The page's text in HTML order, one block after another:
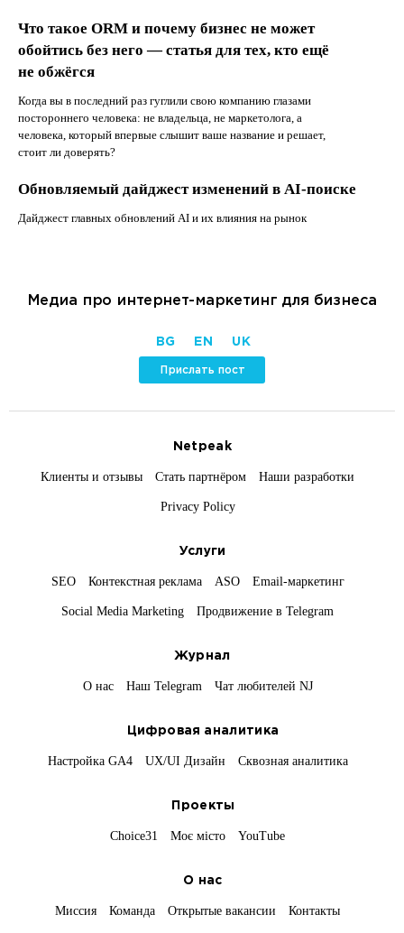
Что такое ORM и почему бизнес не может
обойтись без него — статья для тех, кто ещё
не обжёгся
Когда вы в последний раз гуглили свою компанию глазами
постороннего человека: не владельца, не маркетолога, а
человека, который впервые слышит ваше название и решает,
стоит ли доверять?
Обновляемый дайджест изменений в AI-поиске
Дайджест главных обновлений AI и их влияния на рынок
Медиа про интернет-маркетинг для бизнеса
BG EN UK
Прислать пост
Netpeak
Клиенты и отзывы Стать партнёром Наши разработки
Privacy Policy
Услуги
SEO Контекстная реклама ASO Email-маркетинг
Social Media Marketing Продвижение в Telegram
Журнал
О нас Наш Telegram Чат любителей NJ
Цифровая аналитика
Настройка GA4 UX/UI Дизайн Сквозная аналитика
Проекты
Choice31 Моє місто YouTube
О нас
Миссия Команда Открытые вакансии Контакты